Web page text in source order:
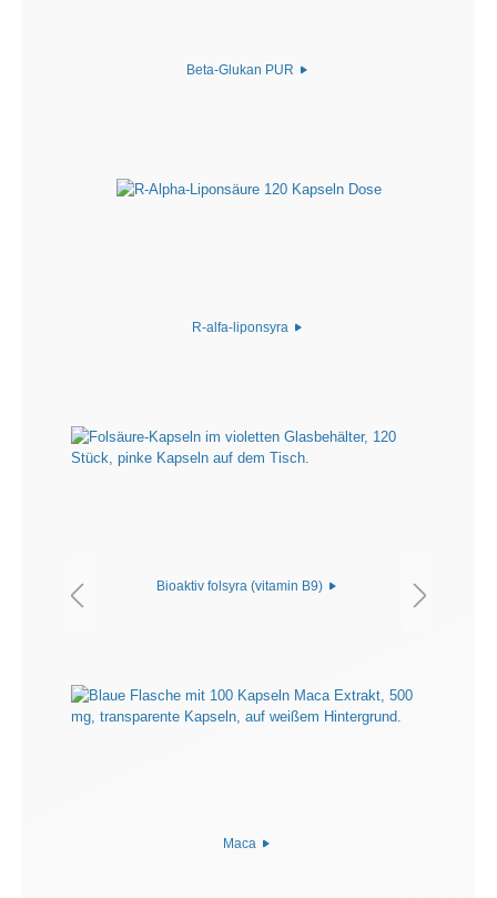
Beta-Glukan PUR
R-alfa-liponsyra
Bioaktiv folsyra (vitamin B9)
Maca